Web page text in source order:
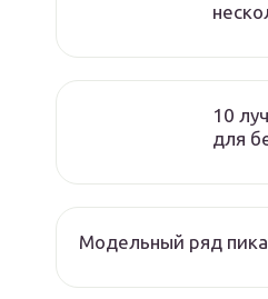
10
для
Модельный ряд